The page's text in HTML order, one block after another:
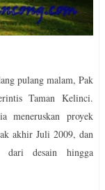
pulang malam, Pak
Taman Kelinci.
meneruskan proyek
akhir Juli 2009, dan
dari desain hingga